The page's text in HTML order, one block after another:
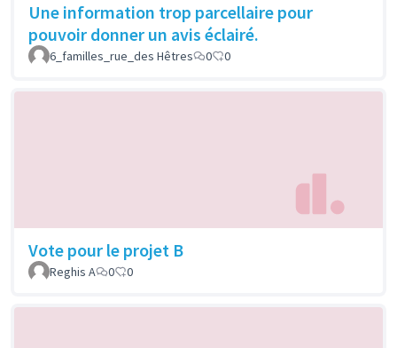
Une information trop parcellaire pour
pouvoir donner un avis éclairé.
6_familles_rue_des Hêtres 0 0
Vote pour le projet B
Reghis A 0 0